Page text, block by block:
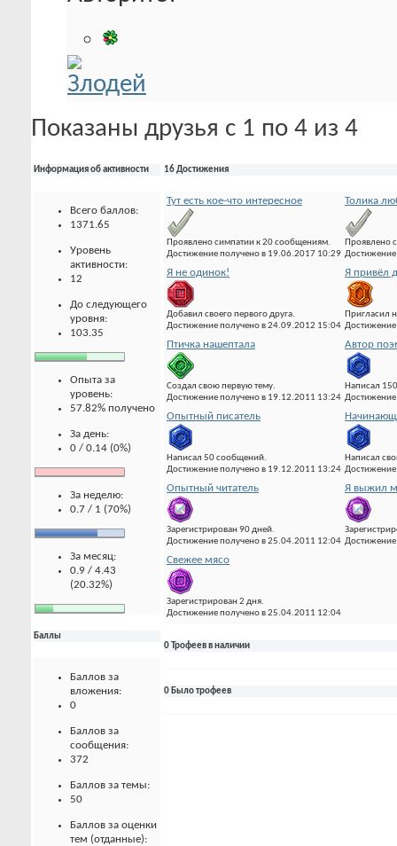
Показаны друзья с 1 по 4 из 4
Информация об активности
Всего баллов:
1371.65
Уровень
активности:
12
До следующего
уровня:
103.35
Опыта за
уровень:
57.82% получено
За день:
0 / 0.14 (0%)
За неделю:
0.7 / 1 (70%)
За месяц:
0.9 / 4.43
(20.32%)
Баллы
Баллов за
вложения:
0
Баллов за
сообщения:
372
Баллов за темы:
50
Баллов за оценки
тем (отданные):
16 Достижения
Тут есть кое-что интересное
Проявлено симпатии к 20 сообщениям.
Достижение получено в 19.06.2017 10:29
Толика
Проявлено
Я не одинок!
Добавил своего первого друга.
Достижение получено в 24.09.2012 15:04
Я привёл
Пригласил
Птичка нашептала
Создал свою первую тему.
Достижение получено в 19.12.2011 13:24
Автор
Написал
Опытный писатель
Написал 50 сообщений.
Достижение получено в 19.12.2011 13:24
Написал
Опытный читатель
Зарегистрирован 90 дней.
Достижение получено в 25.04.2011 12:04
Я выжил
Свежее мясо
Зарегистрирован 2 дня.
Достижение получено в 25.04.2011 12:04
0 Трофеев в наличии
0 Было трофеев